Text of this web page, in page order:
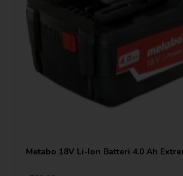
Metabo 18V Li-Ion Batteri 4.0 Ah